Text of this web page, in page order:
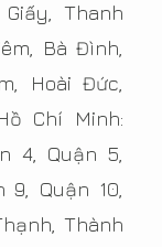
Thanh
Bà Đình,
Hoài Đức,
Chí Minh:
4, Quận 5,
9, Quận 10,
Thành